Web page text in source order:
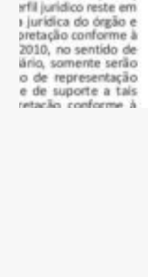
Tributária:
publicado
decreto
que
regulamenta
a
CBS